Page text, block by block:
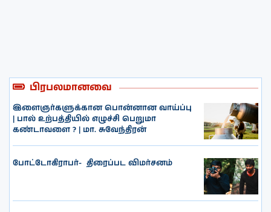
பிரபலமானவை
இளைஞர்களுக்கான பொன்னான வாய்ப்பு
| பால் உற்பத்தியில் எழுச்சி பெறுமா
கண்டாவளை ? | மா. சுவேந்திரன்
போட்டோகிராபர்- ‌ திரைப்பட விமர்சனம்